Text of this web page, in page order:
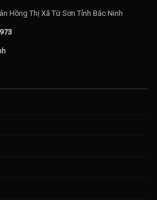
Hồng Thị Xã Từ Sơn Tỉnh Bắc Ninh